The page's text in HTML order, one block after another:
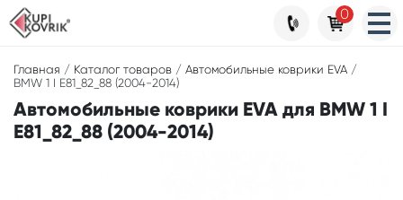
Главная / Каталог товаров / Автомобильные коврики EVA /
BMW 1 I E81_82_88 (2004-2014)
Автомобильные коврики EVA для BMW 1 I
E81_82_88 (2004-2014)
0